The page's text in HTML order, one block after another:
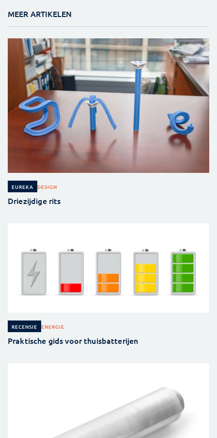
MEER ARTIKELEN
EUREKA DESIGN
Driezijdige rits
RECENSIE ENERGIE
Praktische gids voor thuisbatterijen